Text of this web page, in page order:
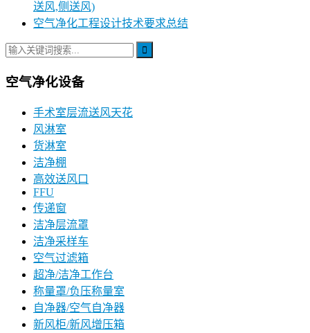
送风,侧送风)
空气净化工程设计技术要求总结
空气净化设备
手术室层流送风天花
风淋室
货淋室
洁净棚
高效送风口
FFU
传递窗
洁净层流罩
洁净采样车
空气过滤箱
超净/洁净工作台
称量罩/负压称量室
自净器/空气自净器
新风柜/新风增压箱